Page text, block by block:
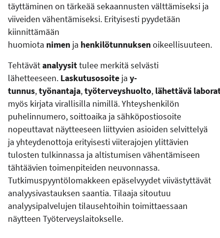
täyttäminen on tärkeää sekaannusten välttämiseksi ja
viiveiden vähentämiseksi. Erityisesti pyydetään
kiinnittämään
huomiota nimen ja henkilötunnuksenoikeellisuuteen.
Tehtävätanalyysittulee merkitä selvästi
lähetteeseen. Laskutusosoite ja y-
tunnus,työnantaja,työterveyshuolto, lähettävä
myös kirjata virallisilla nimillä. Yhteyshenkilön
puhelinnumero, soittoaika ja sähköpostiosoite
nopeuttavat näytteeseen liittyvien asioiden selvittelyä
ja yhteydenottoja erityisesti viiterajojen ylittävien
tulosten tulkinnassa ja altistumisen vähentämiseen
tähtäävien toimenpiteiden neuvonnassa.
Tutkimuspyyntölomakkeen epäselvyydet viivästyttävät
analyysivastauksen saantia. Tilaaja sitoutuu
analyysipalvelujen tilausehtoihin toimittaessaan
näytteen Työterveyslaitokselle.